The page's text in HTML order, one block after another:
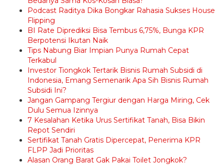
Podcast Raditya Dika Bongkar Rahasia Sukses House
Flipping
BI Rate Diprediksi Bisa Tembus 6,75%, Bunga KPR
Berpotensi Ikutan Naik
Tips Nabung Biar Impian Punya Rumah Cepat
Terkabul
Investor Tiongkok Tertarik Bisnis Rumah Subsidi di
Indonesia, Emang Semenarik Apa Sih Bisnis Rumah
Subsidi Ini?
Jangan Gampang Tergiur dengan Harga Miring, Cek
Dulu Semua Izinnya
7 Kesalahan Ketika Urus Sertifikat Tanah, Bisa Bikin
Repot Sendiri
Sertifikat Tanah Gratis Dipercepat, Penerima KPR
FLPP Jadi Prioritas
Alasan Orang Barat Gak Pakai Toilet Jongkok?